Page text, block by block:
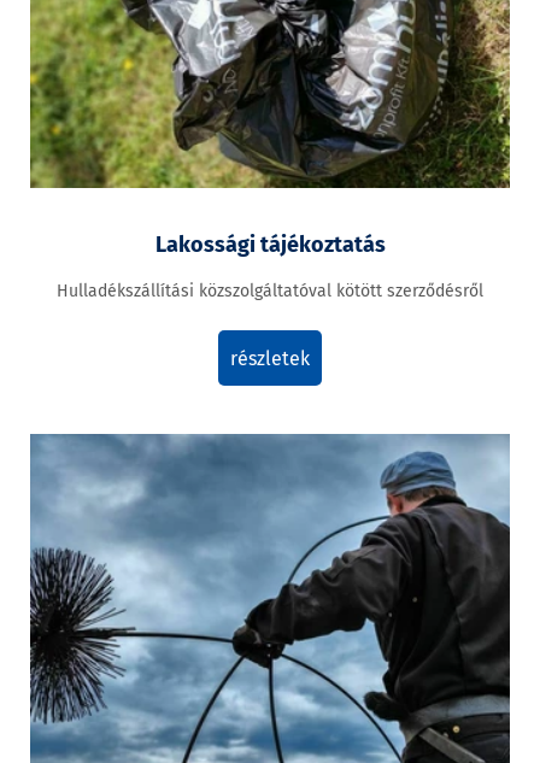
Lakossági tájékoztatás
Hulladékszállítási közszolgáltatóval kötött szerződésről
részletek